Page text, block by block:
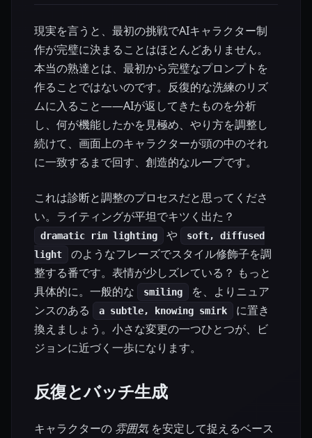
現実を言うと、最初の挑戦でAIキャラクター制
作が完璧に決まることはほとんどありません。
本当の熟達とは、最初から完璧なプロンプトを
作ることではないのです。反復的な洗練のリズ
ムに入ること——AIが返してきたものを分析
し、何が機能したかを見極め、やり方を調整し
続けて、画面上のキャラクターが頭の中のそれ
に一致するまで回す、創造的なループです。
これは診断と調整のプロセスだと思ってくださ
い。ライティングが平坦でキツく出た？
dramatic rim lighting や
soft, diffused
light
のようなフレーズでスタイル修飾子を調
整する番です。表情が少しズレている？ もっと
具体的に。一般的な
smiling
を、よりニュア
ンスのある
a subtle, knowing smirk
に置き
換えましょう。小さな変更の一つひとつが、ビ
ジョンに近づく一歩になります。
反復とバッチ生成
キャラクターの 雰囲気を安定して捉えるベース